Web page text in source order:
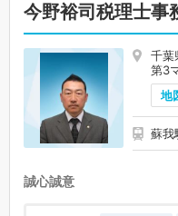
今野裕司税理士事
千葉
第3
地
蘇我
誠心誠意